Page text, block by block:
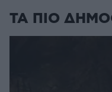
ΤΑ ΠΙΟ